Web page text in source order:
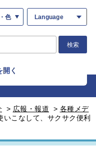
色 Language
検索
開く
> 広報・報道 > 各種メデ
いこなして、サクサク便利